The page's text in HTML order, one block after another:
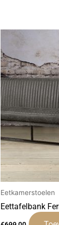
Eetkamerstoelen
Eettafelbank